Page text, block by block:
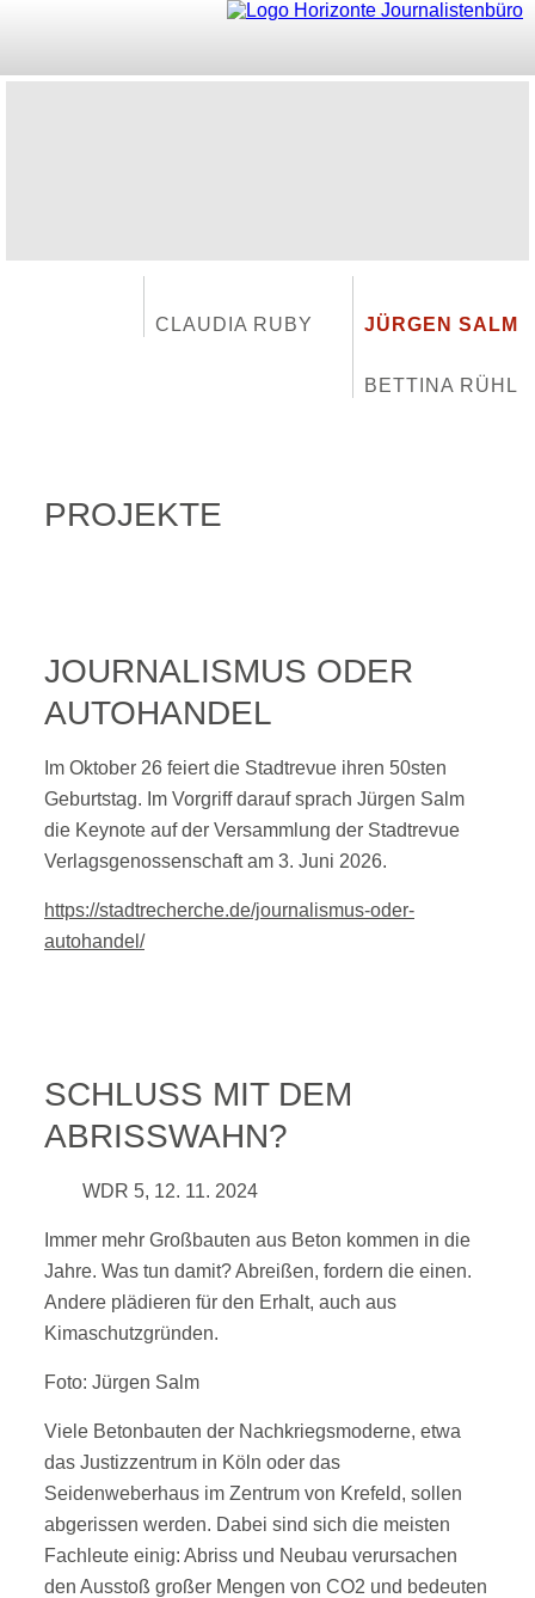
CLAUDIA RUBY JÜRGEN SALM
BETTINA RÜHL
PROJEKTE
JOURNALISMUS ODER
AUTOHANDEL
Im Oktober 26 feiert die Stadtrevue ihren 50sten
Geburtstag. Im Vorgriff darauf sprach Jürgen Salm
die Keynote auf der Versammlung der Stadtrevue
Verlagsgenossenschaft am 3. Juni 2026.
https://stadtrecherche.de/journalismus-oder-
autohandel/
SCHLUSS MIT DEM
ABRISSWAHN?
WDR 5, 12. 11. 2024
Immer mehr Großbauten aus Beton kommen in die
Jahre. Was tun damit? Abreißen, fordern die einen.
Andere plädieren für den Erhalt, auch aus
Kimaschutzgründen.
Foto: Jürgen Salm
Viele Betonbauten der Nachkriegsmoderne, etwa
das Justizzentrum in Köln oder das
Seidenweberhaus im Zentrum von Krefeld, sollen
abgerissen werden. Dabei sind sich die meisten
Fachleute einig: Abriss und Neubau verursachen
den Ausstoß großer Mengen von CO2 und bedeuten